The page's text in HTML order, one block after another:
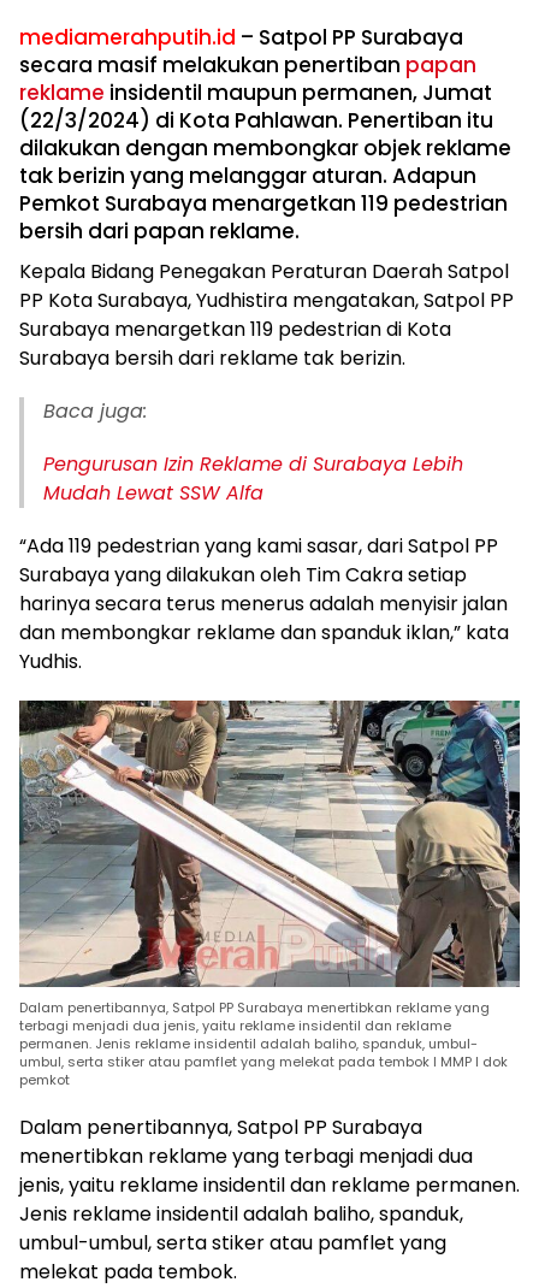
mediamerahputih.id – Satpol PP Surabaya
secara masif melakukan penertiban papan
reklame insidentil maupun permanen, Jumat
(22/3/2024) di Kota Pahlawan. Penertiban itu
dilakukan dengan membongkar objek reklame
tak berizin yang melanggar aturan. Adapun
Pemkot Surabaya menargetkan 119 pedestrian
bersih dari papan reklame.
Kepala Bidang Penegakan Peraturan Daerah Satpol
PP Kota Surabaya, Yudhistira mengatakan, Satpol PP
Surabaya menargetkan 119 pedestrian di Kota
Surabaya bersih dari reklame tak berizin.
Baca juga:
Pengurusan Izin Reklame di Surabaya Lebih
Mudah Lewat SSW Alfa
“Ada 119 pedestrian yang kami sasar, dari Satpol PP
Surabaya yang dilakukan oleh Tim Cakra setiap
harinya secara terus menerus adalah menyisir jalan
dan membongkar reklame dan spanduk iklan,” kata
Yudhis.
Dalam penertibannya, Satpol PP Surabaya menertibkan reklame yang
terbagi menjadi dua jenis, yaitu reklame insidentil dan reklame
permanen. Jenis reklame insidentil adalah baliho, spanduk, umbul-
umbul, serta stiker atau pamflet yang melekat pada tembok I MMP I dok
pemkot
Dalam penertibannya, Satpol PP Surabaya
menertibkan reklame yang terbagi menjadi dua
jenis, yaitu reklame insidentil dan reklame permanen.
Jenis reklame insidentil adalah baliho, spanduk,
umbul-umbul, serta stiker atau pamflet yang
melekat pada tembok.